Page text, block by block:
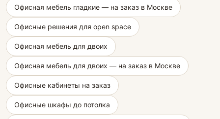
Офисная мебель гладкие — на заказ в Москве
Офисные решения для open space
Офисная мебель для двоих
Офисная мебель для двоих — на заказ в Москве
Офисные кабинеты на заказ
Офисные шкафы до потолка